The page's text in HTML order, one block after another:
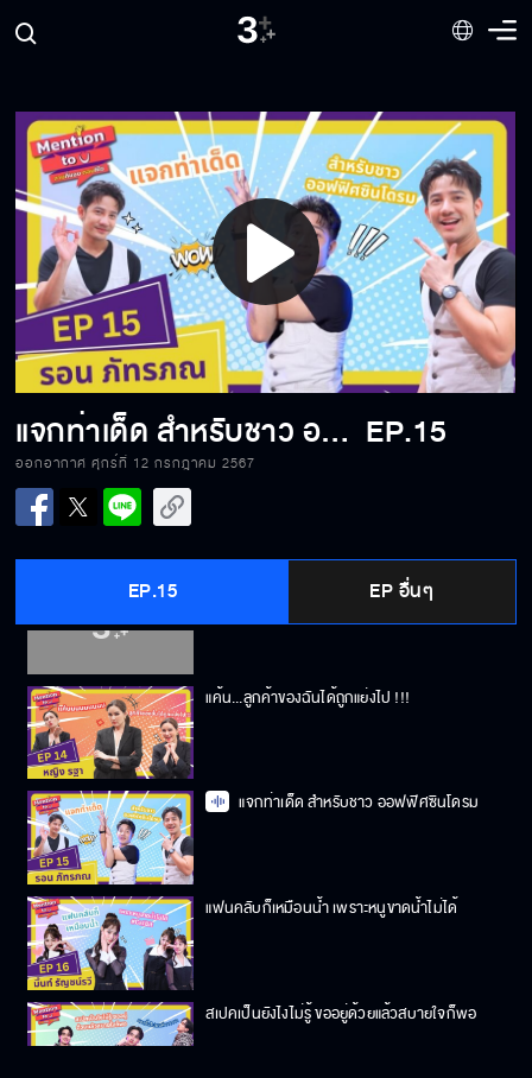
Play
Video
แจกท่าเด็ด สำหรับชาว ออฟฟิศซินโดรม EP.15
ออกอากาศ ศุกร์ที่ 12 กรกฎาคม 2567
EP.15 EP อื่นๆ
ถ้าเราชนะตัวเอง คนที่แพ้ ก็คือ ตัวเรา???
ยากมาก! ท่องบทอยู่ 3 เดือน???
ไม่เคยเปิดโหมดนี้ เลยนะะะ !!!
ดูแลทุกปัญหา รวมทั้งปัญหาหัวใจ
แค้น...ลูกค้าของฉันได้ถูกแย่งไป !!!
แจกท่าเด็ด สำหรับชาว ออฟฟิศซินโดรม
แฟนคลับก็เหมือนน้ำ เพราะหนูขาดน้ำไม่ได้
สเปคเป็นยังไงไม่รู้ ขออยู่ด้วยแล้วสบายใจก็พอ